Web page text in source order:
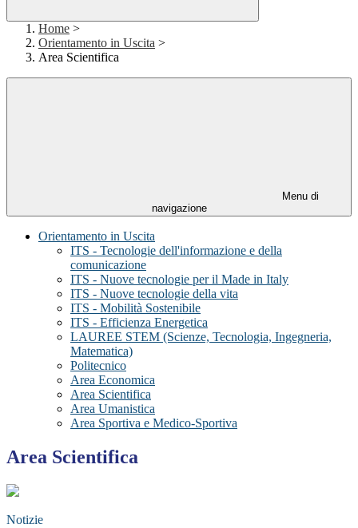
Home >
Orientamento in Uscita >
Area Scientifica
Menu di
navigazione
Orientamento in Uscita
ITS - Tecnologie dell'informazione e della
comunicazione
ITS - Nuove tecnologie per il Made in Italy
ITS - Nuove tecnologie della vita
ITS - Mobilità Sostenibile
ITS - Efficienza Energetica
LAUREE STEM (Scienze, Tecnologia, Ingegneria,
Matematica)
Politecnico
Area Economica
Area Scientifica
Area Umanistica
Area Sportiva e Medico-Sportiva
Area Scientifica
Notizie